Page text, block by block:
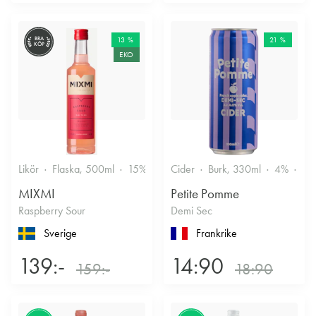
BRA
KÖP
13 %
EKO
Likör Flaska, 500ml 15% Annan likör
MIXMI
Raspberry Sour
Sverige
139:- 159:-
21 %
Cider Burk, 330ml 4%
Petite Pomme
Demi Sec
Frankrike
14:90 18:90